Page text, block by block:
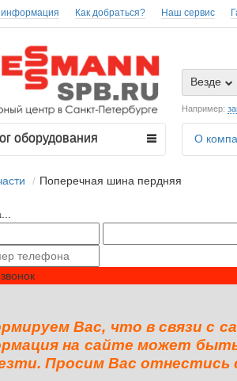
Как добраться? Наш сервис
Везде
Например:
О
оборудования
Поперечная шина пердняя
Вас, что в связи с
на сайте может быть
Просим Вас отнестись